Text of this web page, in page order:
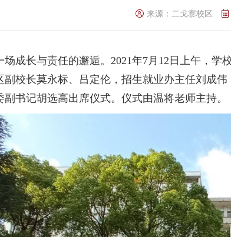
来源：二戈寨校区
场成长与责任的邂逅。2021年7月12日上午，学
副校长莫永标、吕定伦，招生就业办主任刘成
副书记胡选高出席仪式。仪式由温将老师主持。